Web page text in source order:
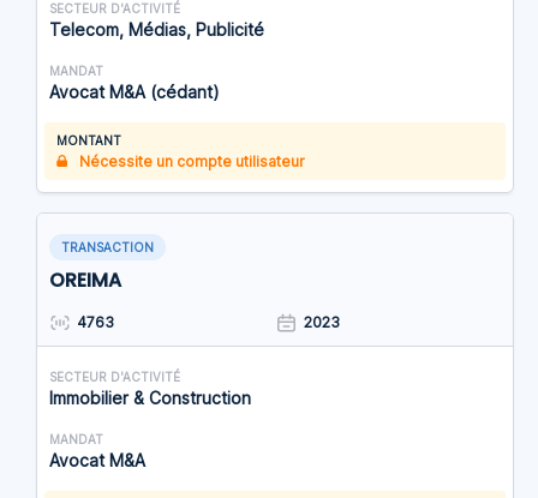
SECTEUR D'ACTIVITÉ
Telecom, Médias, Publicité
MANDAT
Avocat M&A (cédant)
MONTANT
Nécessite un compte utilisateur
TRANSACTION
OREIMA
4763 2023
SECTEUR D'ACTIVITÉ
Immobilier & Construction
MANDAT
Avocat M&A